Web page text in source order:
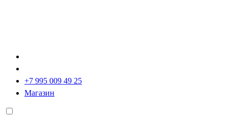
+7 995 009 49 25
Магазин